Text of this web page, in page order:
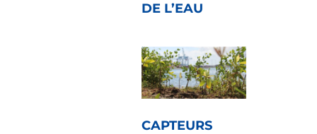
DE L’EAU
CAPTEURS